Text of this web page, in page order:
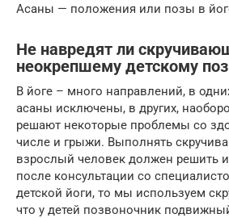
Асаны — положения или позы в
Не навредят ли
неокрепшему детскому
В йоге – много направлений, в
асаны исключены, в других,
решают некоторые проблемы со
числе и грыжи. Выполнять
взрослый человек должен решить
после консультации со
детской йоги, то мы используем
что у детей позвоночник